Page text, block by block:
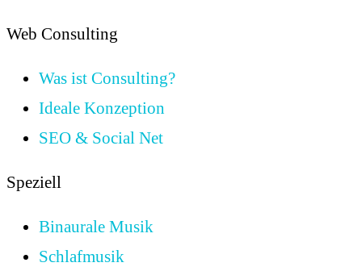
Web Consulting
Was ist Consulting?
Ideale Konzeption
SEO & Social Net
Speziell
Binaurale Musik
Schlafmusik